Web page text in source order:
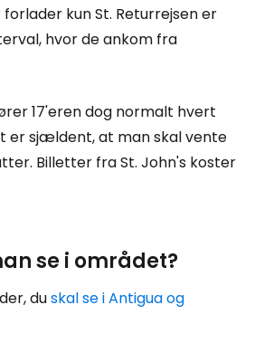
kun St. Returrejsen er
hvor de ankom fra
17'eren dog normalt hvert
er sjældent, at man skal vente
Billetter fra St. John's koster
se i området?
duskal se i Antigua og